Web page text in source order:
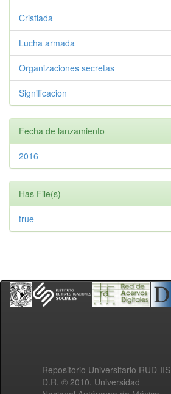
Cristiada
Lucha armada
Organizaciones secretas
Significacion
Fecha de lanzamiento
2016
Has File(s)
true
Repositorio Universitario RUD-IIS
D.R. © 2010. Universidad